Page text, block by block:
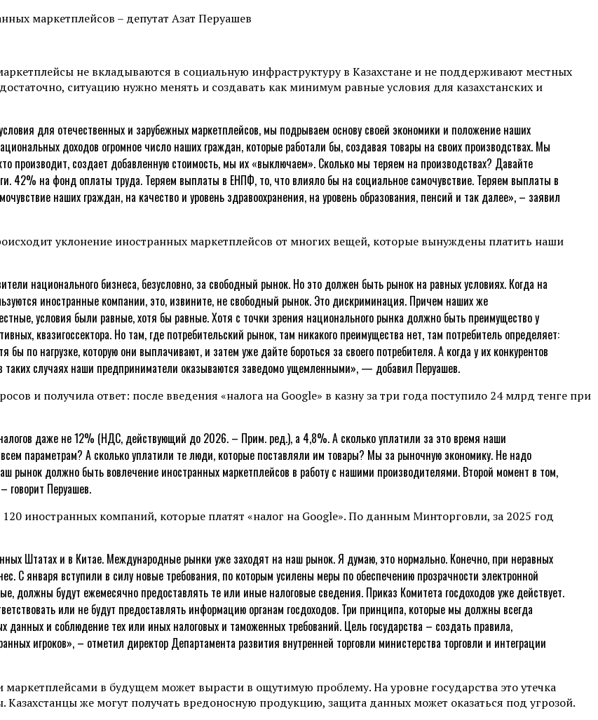
не вкладываются в социальную инфраструктуру в Казахстане и не поддерживают местных
ситуацию нужно менять и создавать как минимум равные условия для казахстанских и
для отечественных и зарубежных маркетплейсов, мы подрываем основу своей экономики и положение наших
доходов огромное число наших граждан, которые работали бы, создавая товары на своих производствах. Мы
производит, создает добавленную стоимость, мы их «выключаем». Сколько мы теряем на производствах? Давайте
42% на фонд оплаты труда. Теряем выплаты в ЕНПФ, то, что влияло бы на социальное самочувствие. Теряем выплаты в
наших граждан, на качество и уровень здравоохранения, на уровень образования, пенсий и так далее», – заявил
уклонение иностранных маркетплейсов от многих вещей, которые вынуждены платить наши
национального бизнеса, безусловно, за свободный рынок. Но это должен быть рынок на равных условиях. Когда на
иностранные компании, это, извините, не свободный рынок. Это дискриминация. Причем наших же
условия были равные, хотя бы равные. Хотя с точки зрения национального рынка должно быть преимущество у
квазигоссектора. Но там, где потребительский рынок, там никакого преимущества нет, там потребитель определяет:
по нагрузке, которую они выплачивают, и затем уже дайте бороться за своего потребителя. А когда у их конкурентов
таких случаях наши предприниматели оказываются заведомо ущемленными», — добавил Перуашев.
и получила ответ: после введения «налога на Google» в казну за три года поступило 24 млрд тенге при
даже не 12% (НДС, действующий до 2026. – Прим. ред.), а 4,8%. А сколько уплатили за это время наши
параметрам? А сколько уплатили те люди, которые поставляли им товары? Мы за рыночную экономику. Не надо
рынок должно быть вовлечение иностранных маркетплейсов в работу с нашими производителями. Второй момент в том,
говорит Перуашев.
иностранных компаний, которые платят «налог на Google». По данным Минторговли, за 2025 год
Штатах и в Китае. Международные рынки уже заходят на наш рынок. Я думаю, это нормально. Конечно, при неравных
С января вступили в силу новые требования, по которым усилены меры по обеспечению прозрачности электронной
должны будут ежемесячно предоставлять те или иные налоговые сведения. Приказ Комитета госдоходов уже действует.
или не будут предоставлять информацию органам госдоходов. Три принципа, которые мы должны всегда
и соблюдение тех или иных налоговых и таможенных требований. Цель государства – создать правила,
игроков», – отметил директор Департамента развития внутренней торговли министерства торговли и интеграции
в будущем может вырасти в ощутимую проблему. На уровне государства это утечка
Казахстанцы же могут получать вредоносную продукцию, защита данных может оказаться под угрозой.